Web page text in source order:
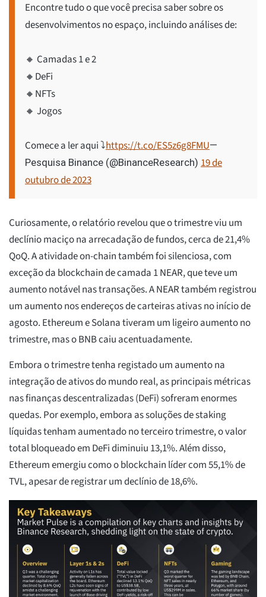
Encontre tudo o que você precisa saber sobre os
desenvolvimentos no espaço, incluindo análises de:
🔸 Camadas 1 e 2
🔸DeFi
🔸NFTs
🔸 Jogos
Comece a ler aqui ⤵️https://t.co/ES5z6g8FMU—
Pesquisa Binance (@BinanceResearch) 19 de
outubro de 2023
Curiosamente, o relatório revelou que o trimestre viu um
declínio maciço na arrecadação de fundos, cerca de 21,4%
QoQ. A atividade on-chain também foi silenciosa, com
exceção da blockchain de camada 1 NEAR, que teve um
aumento notável nas transações. A NEAR também registrou
um aumento nos endereços de carteiras ativas no início de
agosto. Ethereum e Solana tiveram um ligeiro aumento no
trimestre, mas o BNB caiu acentuadamente.
Embora o trimestre tenha registado um aumento na
integração de ativos do mundo real, as principais métricas
nas finanças descentralizadas (DeFi) sofreram enormes
quedas. Por exemplo, embora as soluções de staking
líquidas tenham aumentado no terceiro trimestre, o valor
total bloqueado em DeFi diminuiu 13,1%. Além disso,
Ethereum emergiu como o blockchain líder com 55,1% de
TVL, apesar de registrar um declínio de 18,6%.